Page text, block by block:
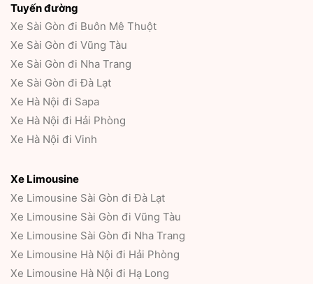
Tuyến đường
Xe Sài Gòn đi Buôn Mê Thuột
Xe Sài Gòn đi Vũng Tàu
Xe Sài Gòn đi Nha Trang
Xe Sài Gòn đi Đà Lạt
Xe Hà Nội đi Sapa
Xe Hà Nội đi Hải Phòng
Xe Hà Nội đi Vinh
Xe Limousine
Xe Limousine Sài Gòn đi Đà Lạt
Xe Limousine Sài Gòn đi Vũng Tàu
Xe Limousine Sài Gòn đi Nha Trang
Xe Limousine Hà Nội đi Hải Phòng
Xe Limousine Hà Nội đi Hạ Long